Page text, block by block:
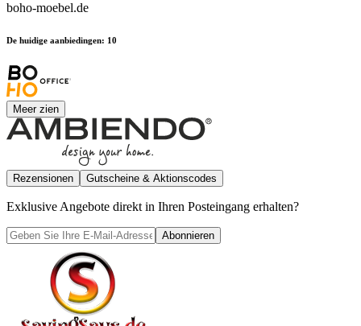
boho-moebel.de
De huidige aanbiedingen: 10
Meer zien
Rezensionen Gutscheine & Aktionscodes
Exklusive Angebote direkt in Ihren Posteingang erhalten?
Abonnieren